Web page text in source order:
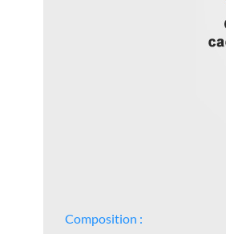
Composition :